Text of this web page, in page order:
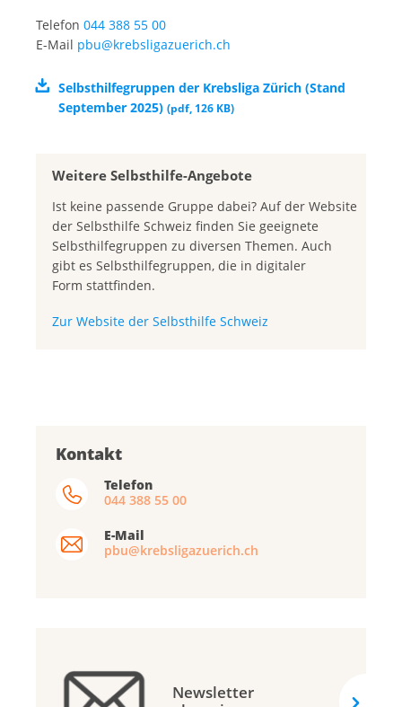
Telefon 044 388 55 00
E-Mail pbu@krebsligazuerich.ch
Selbsthilfegruppen der Krebsliga Zürich (Stand
September 2025) (pdf, 126 KB)
Weitere Selbsthilfe-Angebote
Ist keine passende Gruppe dabei? Auf der Website
der Selbsthilfe Schweiz finden Sie geeignete
Selbsthilfegruppen zu diversen Themen. Auch
gibt es Selbsthilfegruppen, die in digitaler
Form stattfinden.
Zur Website der Selbsthilfe Schweiz
Kontakt
Telefon
044 388 55 00
E-Mail
pbu@krebsligazuerich.ch
Newsletter